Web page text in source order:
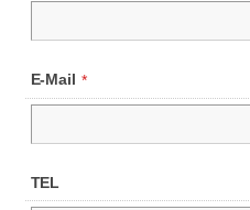
E-Mail *
TEL